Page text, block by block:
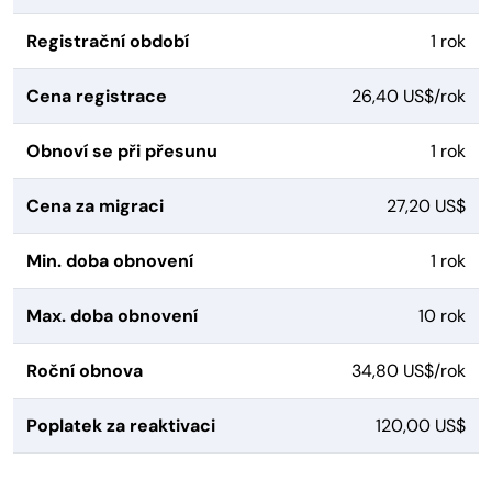
Registrační období 1 rok
Cena registrace 26,40 US$/rok
Obnoví se při přesunu 1 rok
Cena za migraci 27,20 US$
Min. doba obnovení 1 rok
Max. doba obnovení 10 rok
Roční obnova 34,80 US$/rok
Poplatek za reaktivaci 120,00 US$